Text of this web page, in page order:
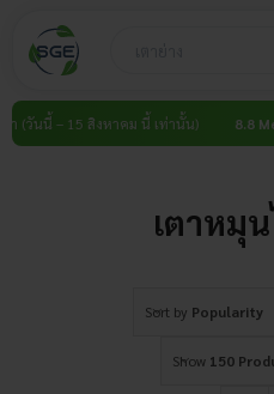
content
(วันนี้ – 15 สิงหาคม นี้ เท่านั้น) 8.8
เตาหมุ
Sort by Popularity
Show 150